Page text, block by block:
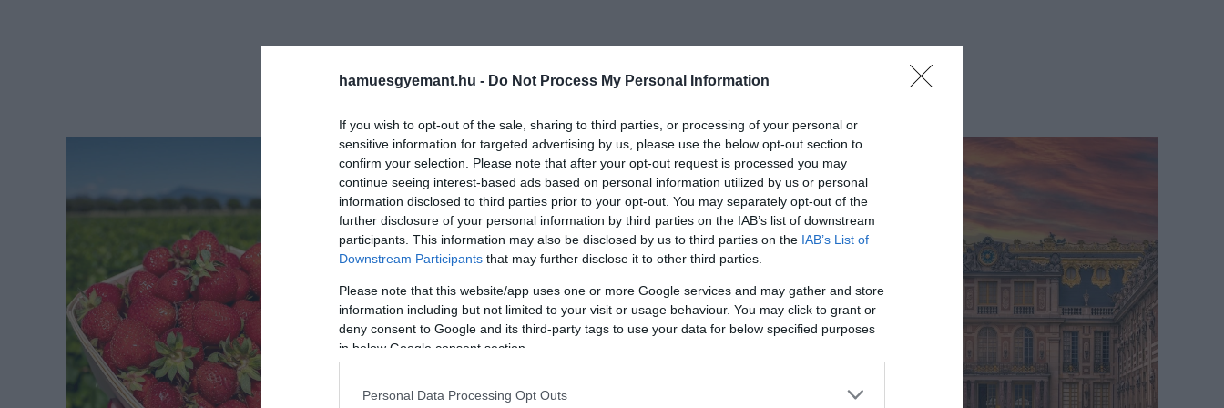
hamuesgyemant.hu - Do Not Process My Personal Information
If you wish to opt-out of the sale, sharing to third parties, or processing of your personal or
sensitive information for targeted advertising by us, please use the below opt-out section to
confirm your selection. Please note that after your opt-out request is processed you may
continue seeing interest-based ads based on personal information utilized by us or personal
information disclosed to third parties prior to your opt-out. You may separately opt-out of the
further disclosure of your personal information by third parties on the IAB’s list of downstream
participants. This information may also be disclosed by us to third parties on the IAB’s List of
Downstream Participants that may further disclose it to other third parties.
Please note that this website/app uses one or more Google services and may gather and store
information including but not limited to your visit or usage behaviour. You may click to grant or
deny consent to Google and its third-party tags to use your data for below specified purposes
in below Google consent section.
Personal Data Processing Opt Outs